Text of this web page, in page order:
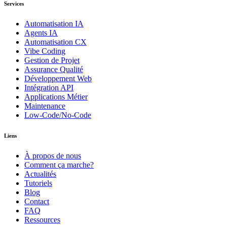
Services
Automatisation IA
Agents IA
Automatisation CX
Vibe Coding
Gestion de Projet
Assurance Qualité
Développement Web
Intégration API
Applications Métier
Maintenance
Low-Code/No-Code
Liens
À propos de nous
Comment ça marche?
Actualités
Tutoriels
Blog
Contact
FAQ
Ressources